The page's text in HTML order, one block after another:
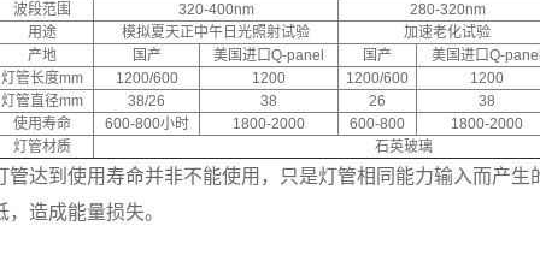
波段范围
320-400nm
280-320nm
用途
模拟夏天正中午日光照射试验
加速老化试验
产地
国产 美国进口Q-panel 国产
美国进口Q-
灯管长度mm
1200/600 1200 1200/600
1200
灯管直径mm
38/26 38 26
38
使用寿命
600-800小时 1800-2000 600-800
1800-2000
灯管材质
石英玻璃
管达到使用寿命并非不能使用，只是灯管相同能力输入而产
，造成能量损失。